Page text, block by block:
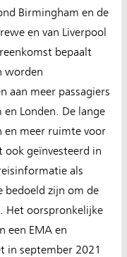
Birmingham en de
en van Liverpool
bepaalt
worden
aan meer passagiers
Londen. De lange
en meer ruimte voor
ook geïnvesteerd in
als
bedoeld zijn om de
Het oorspronkelijke
een EMA en
in september 2021